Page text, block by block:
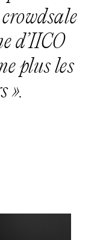
d’IICO
plus les
».